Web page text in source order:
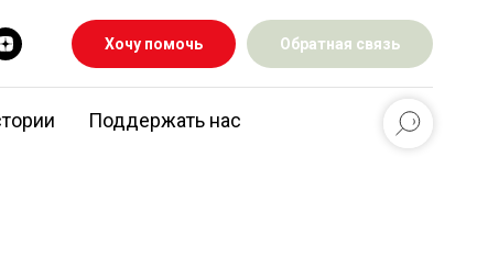
Хочу помочь Обратная связь
Поддержать нас